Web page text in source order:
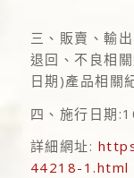
三、販賣、輸
退回、不良相
日期)產品相關
四、施行日期
詳細網址:
44218-1.html